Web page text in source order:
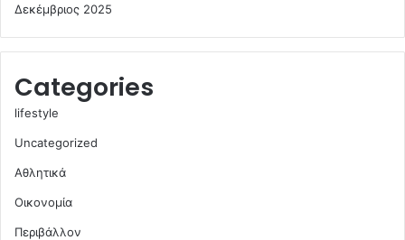
Δεκέμβριος 2025
Categories
lifestyle
Uncategorized
Αθλητικά
Οικονομία
Περιβάλλον